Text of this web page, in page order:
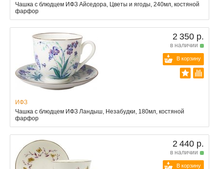
Чашка с блюдцем ИФЗ Айседора, Цветы и ягоды, 240мл, костяной
фарфор
2 350 р.
в наличии
В корзину
ИФЗ
Чашка с блюдцем ИФЗ Ландыш, Незабудки, 180мл, костяной
фарфор
2 440 р.
в наличии
В корзину